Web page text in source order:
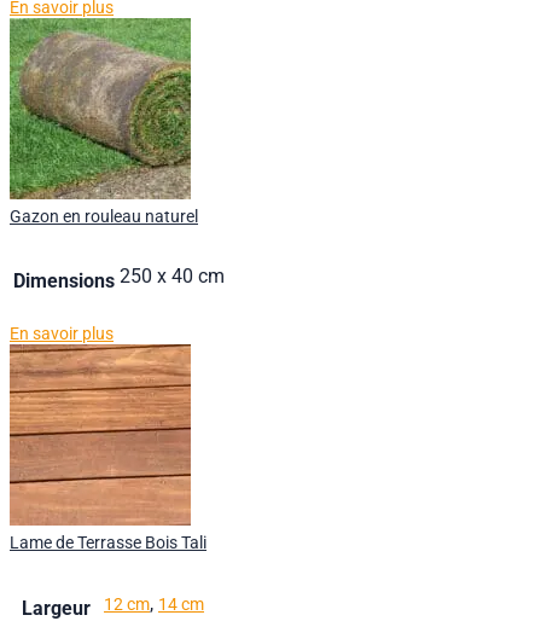
En savoir plus
Gazon en rouleau naturel
Dimensions 250 x 40 cm
En savoir plus
Lame de Terrasse Bois Tali
Largeur 12 cm, 14 cm